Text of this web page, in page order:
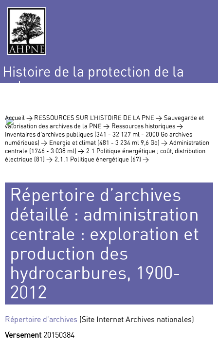
Histoire de la protection de la
nature
Accueil > RESSOURCES SUR L’HISTOIRE DE LA PNE > Sauvegarde et
valorisation des archives de la PNE > Ressources historiques >
Inventaires d’archives publiques (341 - 32 127 ml - 2000 Go archives
numériques) > Energie et climat (481 - 3 234 ml 9,6 Go) > Administration
centrale (1746 - 3 038 ml) > 2.1 Politique énergétique ; coût, distribution
électrique (81) > 2.1.1 Politique énergétique (67) >
Répertoire d’archives
détaillé : administration
centrale : exploration et
production des
hydrocarbures, 1900-
2012
Répertoire d’archives (Site Internet Archives nationales)
Versement 20150384